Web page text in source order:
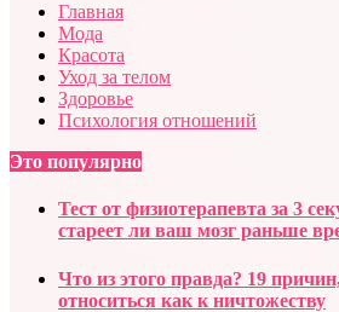
Главная
Мода
Красота
Уход за телом
Здоровье
Психология отношений
Это популярно
Тест от физиотерапевта за 3
стареет ли ваш мозг раньше
Что из этого правда? 19
относиться как к ничтожеству